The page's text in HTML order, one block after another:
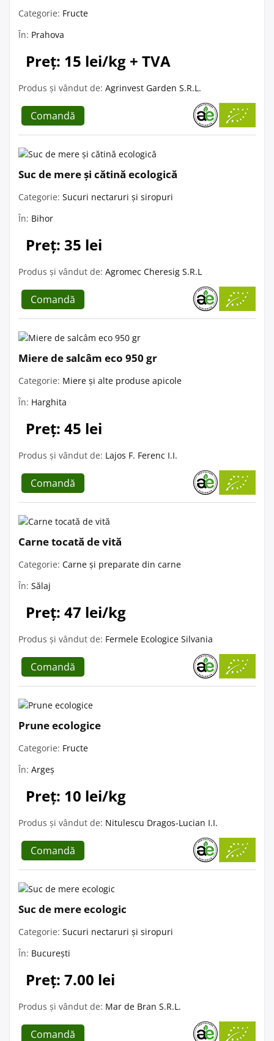
Categorie: Fructe
În: Prahova
Preț: 15 lei/kg + TVA
Produs și vândut de: Agrinvest Garden S.R.L.
Comandă
Suc de mere și cătină ecologică
Categorie: Sucuri nectaruri și siropuri
În: Bihor
Preț: 35 lei
Produs și vândut de: Agromec Cheresig S.R.L
Comandă
Miere de salcâm eco 950 gr
Categorie: Miere și alte produse apicole
În: Harghita
Preț: 45 lei
Produs și vândut de: Lajos F. Ferenc I.I.
Comandă
Carne tocată de vită
Categorie: Carne și preparate din carne
În: Sălaj
Preț: 47 lei/kg
Produs și vândut de: Fermele Ecologice Silvania
Comandă
Prune ecologice
Categorie: Fructe
În: Argeș
Preț: 10 lei/kg
Produs și vândut de: Nitulescu Dragos-Lucian I.I.
Comandă
Suc de mere ecologic
Categorie: Sucuri nectaruri și siropuri
În: București
Preț: 7.00 lei
Produs și vândut de: Mar de Bran S.R.L.
Comandă